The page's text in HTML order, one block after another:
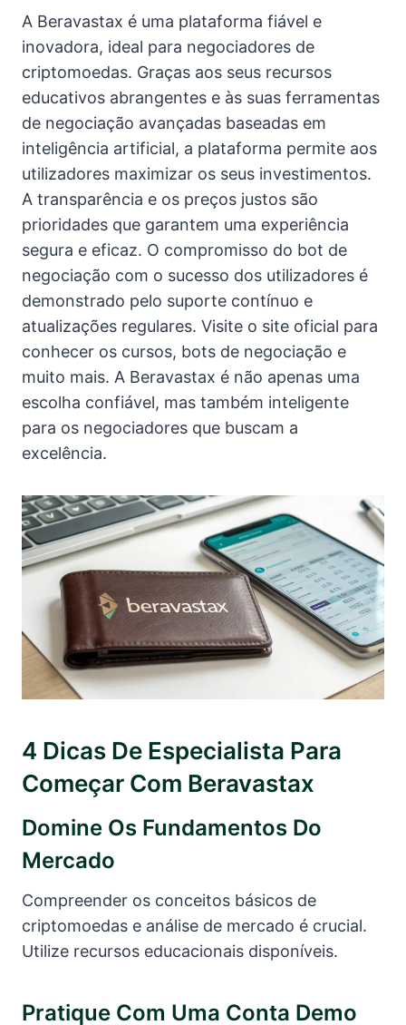
A Beravastax é uma plataforma fiável e
inovadora, ideal para negociadores de
criptomoedas. Graças aos seus recursos
educativos abrangentes e às suas ferramentas
de negociação avançadas baseadas em
inteligência artificial, a plataforma permite aos
utilizadores maximizar os seus investimentos.
A transparência e os preços justos são
prioridades que garantem uma experiência
segura e eficaz. O compromisso do bot de
negociação com o sucesso dos utilizadores é
demonstrado pelo suporte contínuo e
atualizações regulares. Visite o site oficial para
conhecer os cursos, bots de negociação e
muito mais. A Beravastax é não apenas uma
escolha confiável, mas também inteligente
para os negociadores que buscam a
excelência.
4 Dicas De Especialista Para
Começar Com Beravastax
Domine Os Fundamentos Do
Mercado
Compreender os conceitos básicos de
criptomoedas e análise de mercado é crucial.
Utilize recursos educacionais disponíveis.
Pratique Com Uma Conta Demo